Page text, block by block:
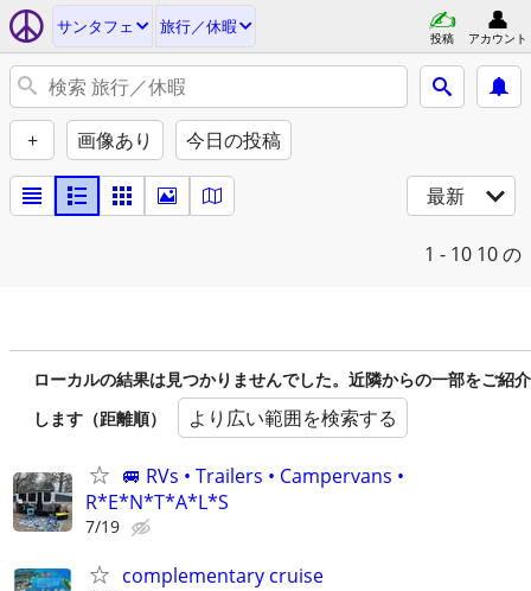
サンタフェ 旅行／休暇
投稿 アカウント
+ 画像あり 今日の投稿
最新
1 - 10 10 の
ローカルの結果は見つかりませんでした。近隣からの一部をご紹介
します（距離順）
より広い範囲を検索する
🚐 RVs • Trailers • Campervans •
R*E*N*T*A*L*S
7/19
complementary cruise